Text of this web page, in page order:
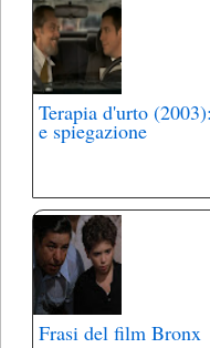
Terapia d'urto
e spiegazione
Frasi del film Bronx